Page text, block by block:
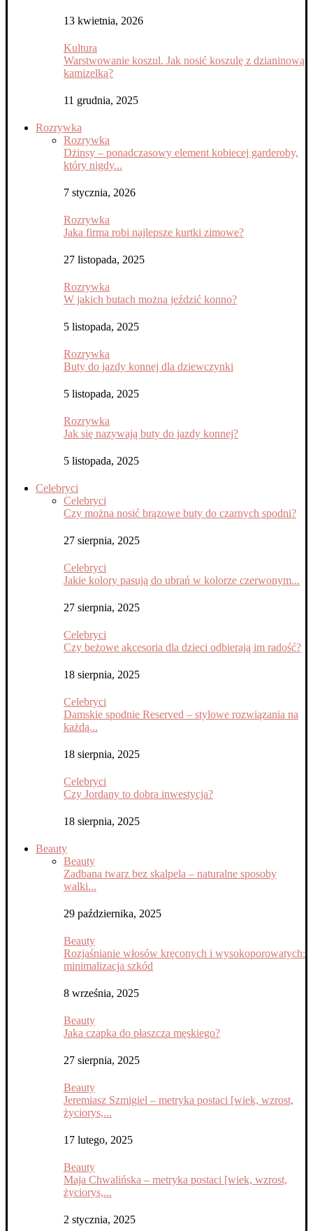
13 kwietnia, 2026
Kultura
Warstwowanie koszul. Jak nosić koszulę z dzianinową
kamizelką?
11 grudnia, 2025
Rozrywka
Rozrywka
Dżinsy – ponadczasowy element kobiecej garderoby,
który nigdy...
7 stycznia, 2026
Rozrywka
Jaka firma robi najlepsze kurtki zimowe?
27 listopada, 2025
Rozrywka
W jakich butach można jeździć konno?
5 listopada, 2025
Rozrywka
Buty do jazdy konnej dla dziewczynki
5 listopada, 2025
Rozrywka
Jak się nazywają buty do jazdy konnej?
5 listopada, 2025
Celebryci
Celebryci
Czy można nosić brązowe buty do czarnych spodni?
27 sierpnia, 2025
Celebryci
Jakie kolory pasują do ubrań w kolorze czerwonym...
27 sierpnia, 2025
Celebryci
Czy beżowe akcesoria dla dzieci odbierają im radość?
18 sierpnia, 2025
Celebryci
Damskie spodnie Reserved – stylowe rozwiązania na
każdą...
18 sierpnia, 2025
Celebryci
Czy Jordany to dobra inwestycja?
18 sierpnia, 2025
Beauty
Beauty
Zadbana twarz bez skalpela – naturalne sposoby
walki...
29 października, 2025
Beauty
Rozjaśnianie włosów kręconych i wysokoporowatych:
minimalizacja szkód
8 września, 2025
Beauty
Jaka czapka do płaszcza męskiego?
27 sierpnia, 2025
Beauty
Jeremiasz Szmigiel – metryka postaci [wiek, wzrost,
życiorys,...
17 lutego, 2025
Beauty
Maja Chwalińska – metryka postaci [wiek, wzrost,
życiorys,...
2 stycznia, 2025